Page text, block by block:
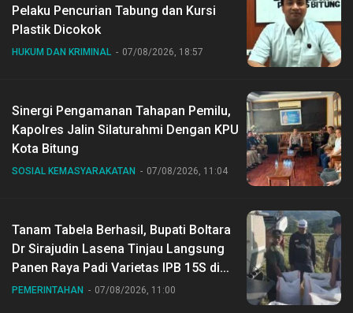
Pelaku Pencurian Tabung dan Kursi
Plastik Dicokok
HUKUM DAN KRIMINAL 07/08/2026, 18:57
Sinergi Pengamanan Tahapan Pemilu,
Kapolres Jalin Silaturahmi Dengan KPU
Kota Bitung
SOSIAL KEMASYARAKATAN 07/08/2026, 11:04
Tanam Tabela Berhasil, Bupati Boltara
Dr Sirajudin Lasena Tinjau Langsung
Panen Raya Padi Varietas IPB 15S di
Desa Gihang
PEMERINTAHAN 07/08/2026, 11:00